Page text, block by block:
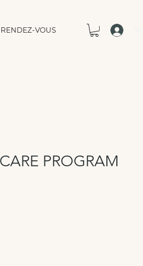
RENDEZ-VOUS
PROGRAM